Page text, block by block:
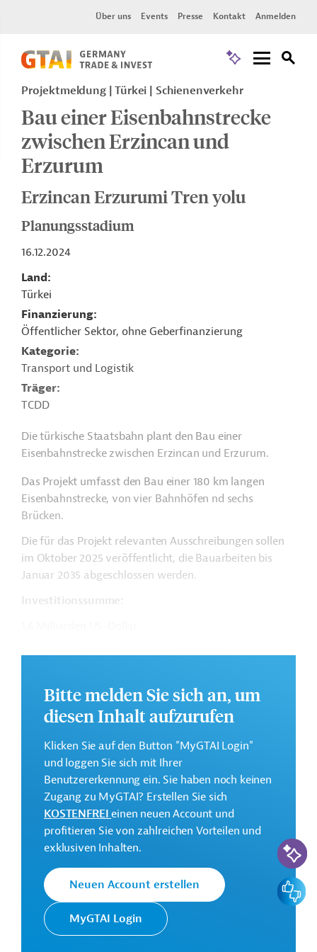
Über uns Events Presse Kontakt Anmelden
Projektmeldung Türkei Schienenverkehr
Bau einer Eisenbahnstrecke
zwischen Erzincan und
Erzurum
Erzincan Erzurumi Tren yolu
Planungsstadium
16.12.2024
Land
Türkei
Finanzierung
Öffentlicher Sektor, ohne Geberfinanzierung
Kategorie
Transport und Logistik
Träger
TCDD
Die türkische Staatsbahn plant den Bau einer
Eisenbahnstrecke zwischen Erzincan und Erzurum.
Das Projekt umfasst den Bau einer 180 km langen
Eisenbahnstrecke, von vier Bahnhöfen nd sechs
Brücken.
Die für das Projekt relevanten Ausschreibungen sollen
im Oktober 2025 veröffentlicht, die Bauarbeiten bis
Januar 2035 abgeschlossen werden.
Investitionssumme:
TCDD Projektträger
Türkei
Schienenverkehr
Tiefbau, Infrastrukturbau
Projekte
Tenders & Projects daily
Bitte melden Sie sich an, um
diesen Inhalt aufzurufen
Klicken Sie auf den Button "MyGTAI Login"
und loggen Sie sich mit Ihrer
Benutzererkennung ein. Sie haben noch keinen
Zugang zu MyGTAI? Erstellen Sie sich
KOSTENFREIeinen neuen Account und
profitieren Sie von zahlreichen Vorteilen und
exklusiven Inhalten.
Neuen Account erstellen
MyGTAI Login
KI-